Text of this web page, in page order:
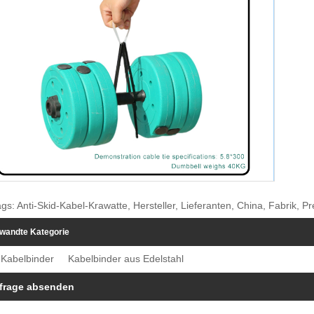
Anti-Skid-Kabel-Krawatte, Hersteller, Lieferanten, China, Fabrik,
Kategorie
Kabelbinder aus Edelstahl
absenden